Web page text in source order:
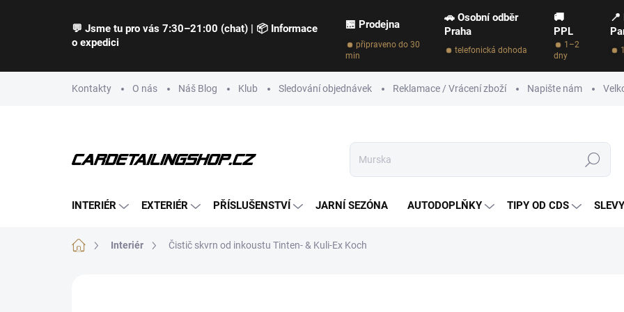
💬 Jsme tu pro vás 7:30–21:00 (chat) | 📦 Informace
o expedici
🏪 Prodejna
🚗 Osobní odběr
Praha
🚚
PPL
📍
připraveno do 30
min
telefonická dohoda
1–2
dny
Kontakty O nás Náš Blog Klub Sledování objednávek Reklamace / Vrácení zboží Napište nám
Hledat
INTERIÉR EXTERIÉR PŘÍSLUŠENSTVÍ JARNÍ SEZÓNA AUTODOPLŇKY TIPY OD CDS
Domů Interiér Čistič skvrn od inkoustu Tinten- & Kuli-Ex Koch